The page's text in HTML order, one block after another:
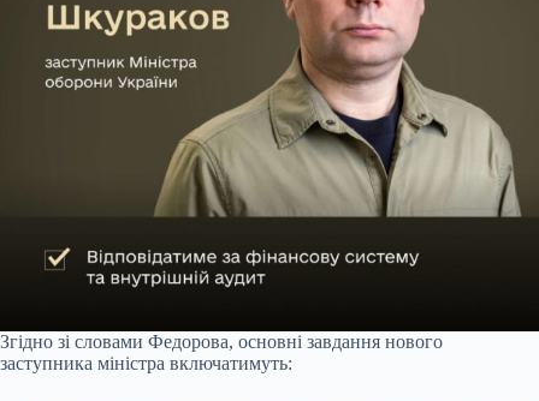
Згідно зі словами Федорова, основні завдання нового
заступника міністра включатимуть: